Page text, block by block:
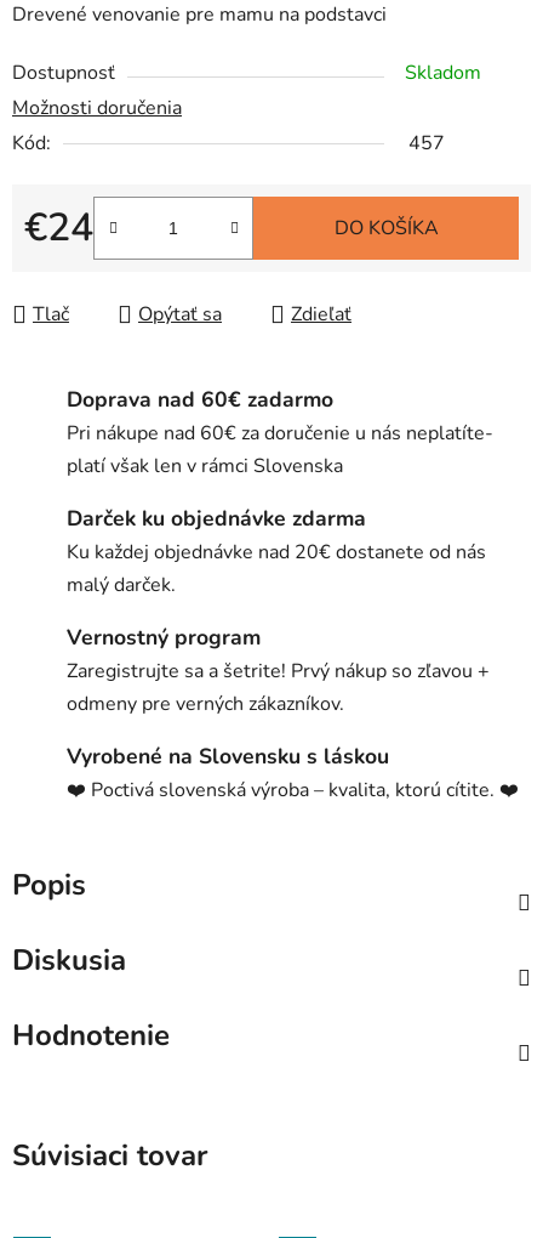
Drevené venovanie pre mamu na podstavci
Dostupnosť
Skladom
Možnosti doručenia
Kód:
457
€24
Jednotková cena:
DO KOŠÍKA
Tlač Opýtať sa Zdieľať
Doprava nad 60€ zadarmo
Pri nákupe nad 60€ za doručenie u nás neplatíte-
platí však len v rámci Slovenska
Darček ku objednávke zdarma
Ku každej objednávke nad 20€ dostanete od nás
malý darček.
Vernostný program
Zaregistrujte sa a šetrite! Prvý nákup so zľavou +
odmeny pre verných zákazníkov.
Vyrobené na Slovensku s láskou
❤️ Poctivá slovenská výroba – kvalita, ktorú cítite. ❤️
Popis
Diskusia
Hodnotenie
Súvisiaci tovar